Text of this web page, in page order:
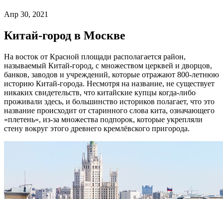
Апр 30, 2021
Китай-город в Москве
На восток от Красной площади располагается район,
называемый Китай-город, с множеством церквей и дворцов,
банков, заводов и учреждений, которые отражают 800-летнюю
историю Китай-города. Несмотря на название, не существует
никаких свидетельств, что китайские купцы когда-либо
проживали здесь, и большинство историков полагает, что это
название происходит от старинного слова кита, означающего
«плетень», из-за множества подпорок, которые укрепляли
стену вокруг этого древнего кремлёвского пригорода.